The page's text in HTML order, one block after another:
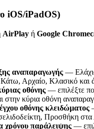
iOS/iPadOS)
AirPlay ή Google
αναπαραγωγής —
Αρχαίο, Κλασικό και
οθόνης — επιλέξτε
στην κύρια οθόνη
οθόνης κλειδώματος
Προσθήκη
χρόνου παράλειψης —